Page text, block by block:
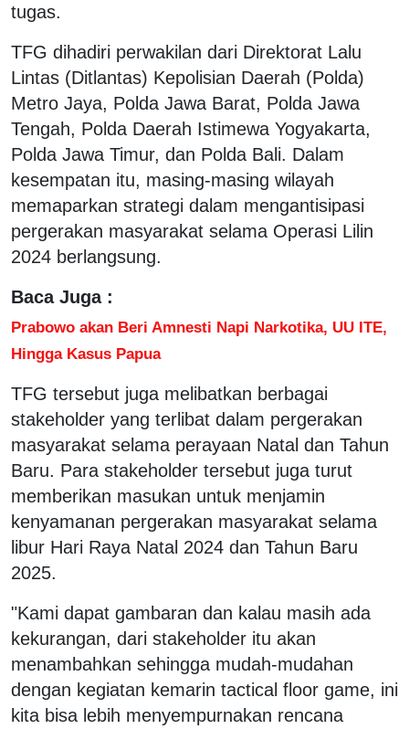
tugas.
TFG dihadiri perwakilan dari Direktorat Lalu
Lintas (Ditlantas) Kepolisian Daerah (Polda)
Metro Jaya, Polda Jawa Barat, Polda Jawa
Tengah, Polda Daerah Istimewa Yogyakarta,
Polda Jawa Timur, dan Polda Bali. Dalam
kesempatan itu, masing-masing wilayah
memaparkan strategi dalam mengantisipasi
pergerakan masyarakat selama Operasi Lilin
2024 berlangsung.
Baca Juga :
Prabowo akan Beri Amnesti Napi Narkotika, UU ITE,
Hingga Kasus Papua
TFG tersebut juga melibatkan berbagai
stakeholder yang terlibat dalam pergerakan
masyarakat selama perayaan Natal dan Tahun
Baru. Para stakeholder tersebut juga turut
memberikan masukan untuk menjamin
kenyamanan pergerakan masyarakat selama
libur Hari Raya Natal 2024 dan Tahun Baru
2025.
"Kami dapat gambaran dan kalau masih ada
kekurangan, dari stakeholder itu akan
menambahkan sehingga mudah-mudahan
dengan kegiatan kemarin tactical floor game, ini
kita bisa lebih menyempurnakan rencana